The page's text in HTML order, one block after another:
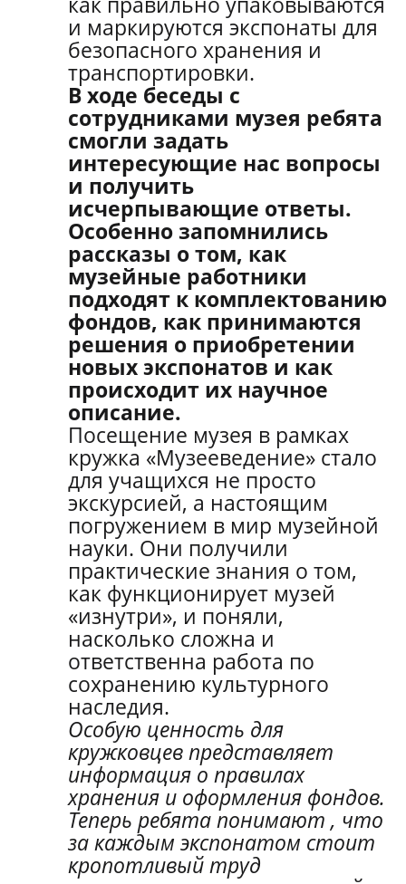
и маркируются экспонаты для
безопасного хранения и
транспортировки.
В ходе беседы с
сотрудниками музея ребята
смогли задать
интересующие нас вопросы
и получить
исчерпывающие ответы.
Особенно запомнились
рассказы о том, как
музейные работники
подходят к комплектованию
фондов, как принимаются
решения о приобретении
новых экспонатов и как
происходит их научное
описание.
Посещение музея в рамках
кружка «Музееведение» стало
для учащихся не просто
экскурсией, а настоящим
погружением в мир музейной
науки. Они получили
практические знания о том,
как функционирует музей
«изнутри», и поняли,
насколько сложна и
ответственна работа по
сохранению культурного
наследия.
Особую ценность для
кружковцев представляет
информация о правилах
хранения и оформления фондов.
Теперь ребята понимают , что
за каждым экспонатом стоит
кропотливый труд